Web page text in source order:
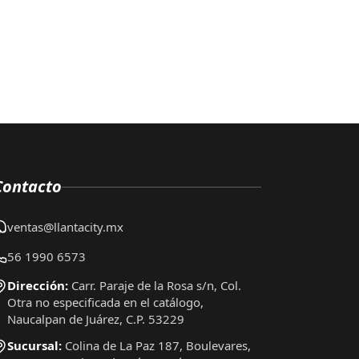
ventas@llantacity.mx
56 1990 6573
Dirección: Carr. Paraje de la Rosa s/n, Col.
Otra no especificada en el catálogo,
Naucalpan de Juárez, C.P. 53229
Sucursal: Colina de La Paz 187, Boulevares,